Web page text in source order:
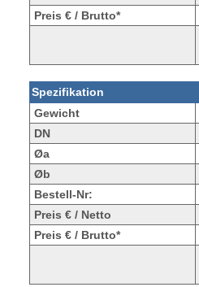
Preis € / Brutto*
Spezifikation
Gewicht
DN
Øa
Øb
Bestell-Nr:
Preis € / Netto
Preis € / Brutto*